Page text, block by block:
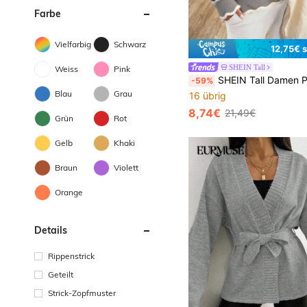
Farbe
Vielfarbig Schwarz
Weiss Pink
Blau Grau
Grün Rot
Gelb Khaki
Braun Violett
Orange
Details
Rippenstrick
Geteilt
Strick-Zopfmuster
12,75€
SHEIN Tall
-59% SHEIN Tall Damen Pullover mit Blumen-Details und V-Ausschnitt für den Winter, Winterkleidung für Frauen,
16 übrig
8,74€ 21,49€